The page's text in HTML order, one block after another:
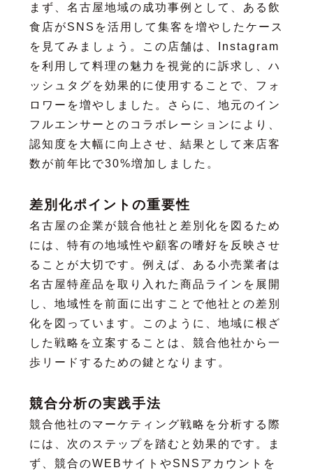
まず、名古屋地域の成功事例として、ある飲
食店がSNSを活用して集客を増やしたケース
を見てみましょう。この店舗は、Instagram
を利用して料理の魅力を視覚的に訴求し、ハ
ッシュタグを効果的に使用することで、フォ
ロワーを増やしました。さらに、地元のイン
フルエンサーとのコラボレーションにより、
認知度を大幅に向上させ、結果として来店客
数が前年比で30%増加しました。
差別化ポイントの重要性
名古屋の企業が競合他社と差別化を図るため
には、特有の地域性や顧客の嗜好を反映させ
ることが大切です。例えば、ある小売業者は
名古屋特産品を取り入れた商品ラインを展開
し、地域性を前面に出すことで他社との差別
化を図っています。このように、地域に根ざ
した戦略を立案することは、競合他社から一
歩リードするための鍵となります。
競合分析の実践手法
競合他社のマーケティング戦略を分析する際
には、次のステップを踏むと効果的です。ま
ず、競合のWEBサイトやSNSアカウントを